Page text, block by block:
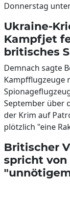
Donnerstag
Ukraine-
Kampfjet
britisches
Demnach sagte
Kampfflugzeuge
September über
der Krim auf
plötzlich "eine
Britischer
spricht